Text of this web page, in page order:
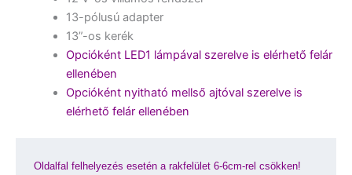
13-pólusú adapter
13”-os kerék
Opcióként LED1 lámpával szerelve is elérhető felár
ellenében
Opcióként nyitható mellső ajtóval szerelve is
elérhető felár ellenében
Oldalfal felhelyezés esetén a rakfelület 6-6cm-rel csökken!